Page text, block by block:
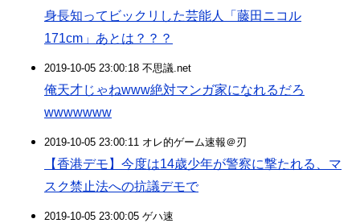
身長知ってビックリした芸能人「藤田ニコル
171cm」あとは？？？
2019-10-05 23:00:18 不思議.net
俺天才じゃねwww絶対マンガ家になれるだろ
wwwwwww
2019-10-05 23:00:11 オレ的ゲーム速報＠刃
【香港デモ】今度は14歳少年が警察に撃たれる、マ
スク禁止法への抗議デモで
2019-10-05 23:00:05 ゲハ速